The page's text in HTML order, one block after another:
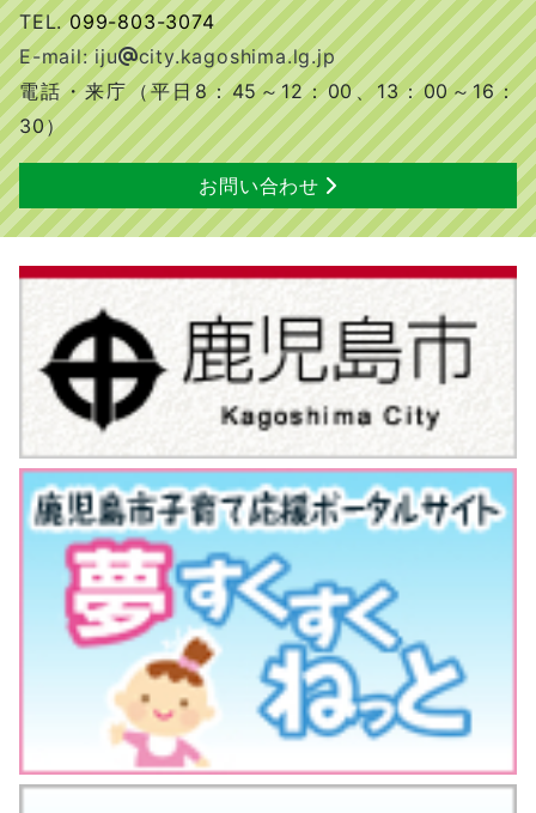
TEL.099-803-3074
E-mail: iju
city.kagoshima.lg.jp
電話・来庁（平日8：45～12：00、13：00～16：
30）
お問い合わせ